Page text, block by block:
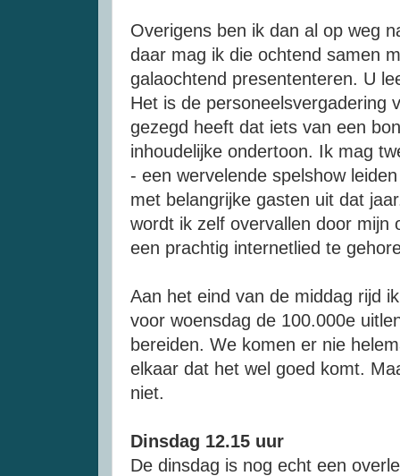
Overigens ben ik dan al op weg
daar mag ik die ochtend samen
galaochtend presententeren. U
Het is de personeelsvergadering
gezegd heeft dat iets van een
inhoudelijke ondertoon. Ik mag
- een wervelende spelshow
met belangrijke gasten uit dat
wordt ik zelf overvallen door mijn
een prachtig internetlied te
Aan het eind van de middag rijd
voor woensdag de 100.000e
bereiden. We komen er nie
elkaar dat het wel goed komt.
niet.
Dinsdag 12.15 uur
De dinsdag is nog echt een